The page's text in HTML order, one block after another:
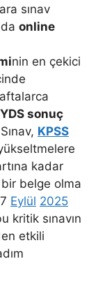
sınav
online
nin en çekici
sonuç
KPSS
kadar
belge olma
Eylül 2025
kritik sınavın
etkili